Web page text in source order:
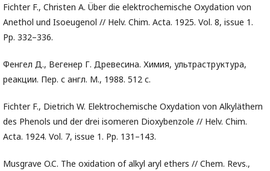
Fichter F., Christen A. Über die elektrochemische Oxydation von
Anethol und Isoeugenol // Helv. Chim. Acta. 1925. Vol. 8, issue 1.
Pp. 332–336.
Фенгел Д., Вегенер Г. Древесина. Химия, ультраструктура,
реакции. Пер. с англ. М., 1988. 512 с.
Fichter F., Dietrich W. Elektrochemische Oxydation von Alkyläthern
des Phenols und der drei isomeren Dioxybenzole // Helv. Chim.
Acta. 1924. Vol. 7, issue 1. Pp. 131–143.
Musgrave O.C. The oxidation of alkyl aryl ethers // Chem. Revs.,